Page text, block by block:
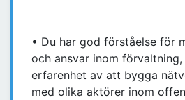
• Du har god förståelse för
och ansvar inom förvaltning,
erfarenhet av att bygga
med olika aktörer inom